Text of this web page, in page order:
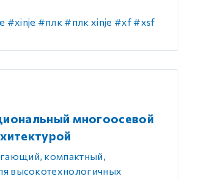
#xinje #плк #плк xinje #xf #xsf
многоосевой
компактный,
высокотехнологичных